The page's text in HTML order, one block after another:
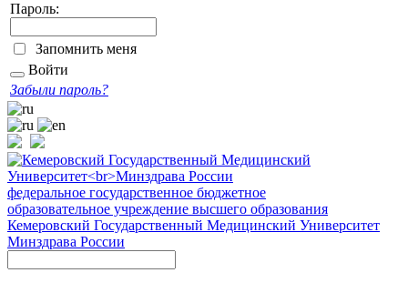
Пароль:
Запомнить меня
Войти
Забыли пароль?
федеральное государственное бюджетное
образовательное учреждение высшего образования
Кемеровский Государственный Медицинский Университет
Минздрава России